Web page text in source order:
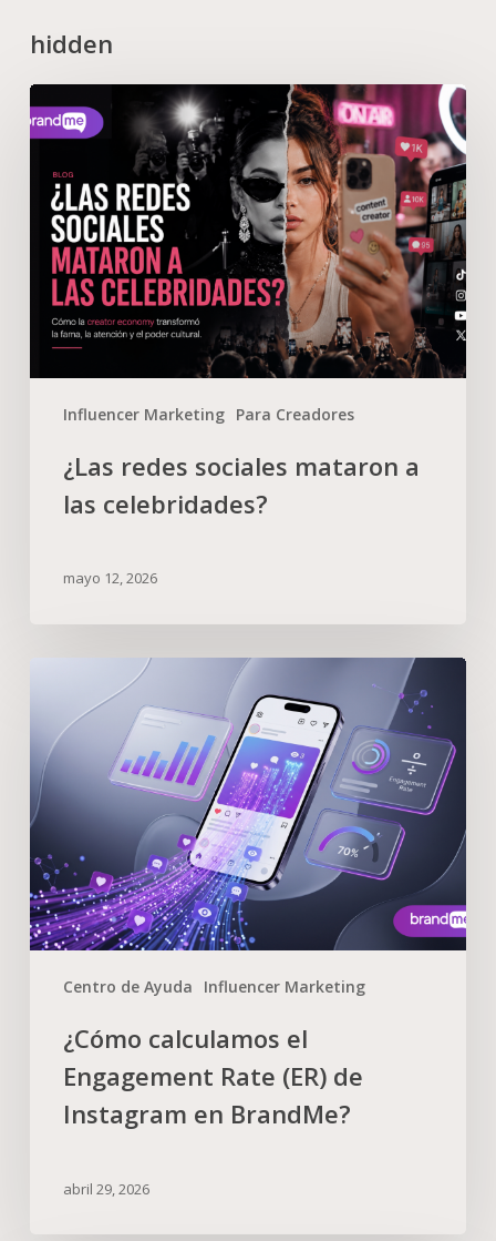
hidden
Influencer Marketing Para Creadores
¿Las redes sociales mataron a
las celebridades?
mayo 12, 2026
Centro de Ayuda Influencer Marketing
¿Cómo calculamos el
Engagement Rate (ER) de
Instagram en BrandMe?
abril 29, 2026